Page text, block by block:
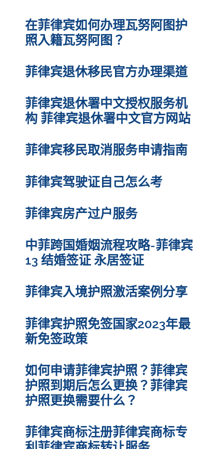
在菲律宾如何办理瓦努阿图护
照入籍瓦努阿图？
菲律宾退休移民官方办理渠道
菲律宾退休署中文授权服务机
构 菲律宾退休署中文官方网站
菲律宾移民取消服务申请指南
菲律宾驾驶证自己怎么考
菲律宾房产过户服务
中菲跨国婚姻流程攻略-菲律宾
13 结婚签证 永居签证
菲律宾入境护照激活案例分享
菲律宾护照免签国家2023年最
新免签政策
如何申请菲律宾护照？菲律宾
护照到期后怎么更换？菲律宾
护照更换需要什么？
菲律宾商标注册菲律宾商标专